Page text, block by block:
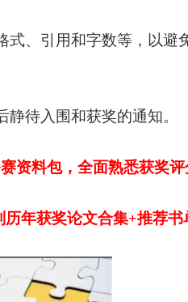
式、引用和字数等，以避
待入围和获奖的通知。
资料包，全面熟悉获奖评
年获奖论文合集+推荐书